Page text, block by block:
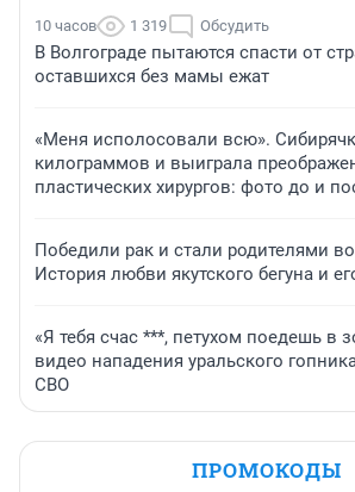
10 часов 1 319 Обсудить
В Волгограде пытаются спасти от
оставшихся без мамы ежат
«Меня исполосовали всю».
килограммов и выиграла
пластических хирургов: фото до и
Победили рак и стали родителями
История любви якутского бегуна и
«Я тебя счас ***, петухом поедешь в
видео нападения уральского
СВО
ПРОМОКОДЫ